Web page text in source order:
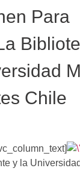
Para
Chile
y la